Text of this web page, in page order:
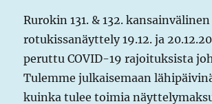
Rurokin 131. & 132. kansainvälinen
rotukissanäyttely 19.12. ja
peruttu COVID-19 rajoituksista
Tulemme julkaisemaan
kuinka tulee toimia